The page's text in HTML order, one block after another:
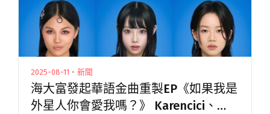
2025-08-11・新聞
海大富發起華語金曲重製EP《如果我是
外星人你會愛我嗎？》 Karencici、